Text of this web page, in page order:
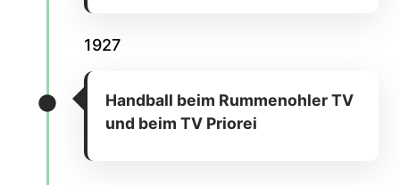
1927
Handball beim Rummenohler TV
und beim TV Priorei